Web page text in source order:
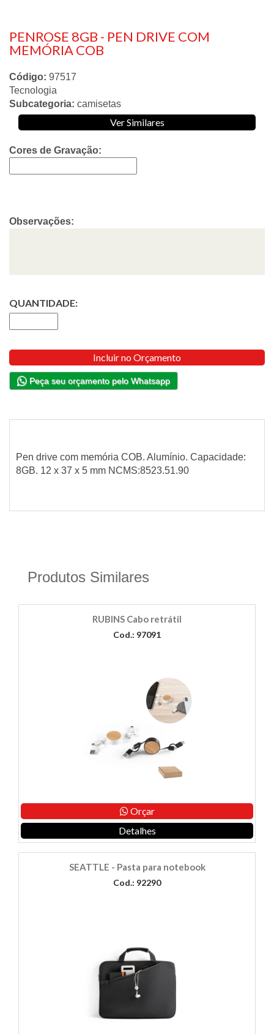
PENROSE 8GB - PEN DRIVE COM
MEMÓRIA COB
Código: 97517
Tecnologia
Subcategoria: camisetas
Ver Similares
Cores de Gravação:
Observações:
QUANTIDADE:
Incluir no Orçamento
Peça seu orçamento pelo Whatsapp
Pen drive com memória COB. Alumínio. Capacidade:
8GB. 12 x 37 x 5 mm NCMS:8523.51.90
Produtos Similares
RUBINS Cabo retrátil
Cod.: 97091
Orçar
Detalhes
SEATTLE - Pasta para notebook
Cod.: 92290